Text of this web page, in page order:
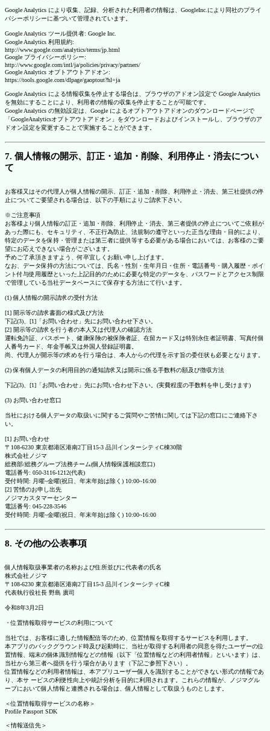
Google Analytics により収集、記録、分析された利用者の情報は、GoogleInc.により同社のプライ
バシーポリシーに基づいて管理されています。
Google Analytics ツール提供者: Google Inc.
Google Analytics 利用規約:
http://www.google.com/analytics/terms/jp.html
Google プライバシーポリシー:
http://www.google.com/intl/ja/policies/privacy/partners/
Google Analytics オプトアウトアドオン:
https://tools.google.com/dlpage/gaoptout?hl=ja
Google Analytics による情報収集を停止する場合は、ブラウザのアドオン設定で Google Analytics
を無効にすることにより、利用者の情報の収集を停止することが可能です。
Google Analytics の無効設定は、Google によるオプトアウトアドオンのダウンロードページで
「GoogleAnalyticsオプトアウトアドオン」をダウンロードおよびインストールし、ブラウザのア
ドオン設定を変更することで実施することができます。
7. 個人情報の開示、訂正・追加・削除、利用停止・消去につい
て
お客様又はその代理人が個人情報の開示、訂正・追加・削除、利用停止・消去、第三社提供の停
止についてご要望される場合は、以下の手順によりご請求下さい。
※ご注意事項
お客様より個人情報の訂正・追加・削除、利用停止・消去、第三者提供の停止についてご依頼が
あった際にも、セキュリティ、不正行為防止、法規制の遵守といった正当な理由・目的により、
特定のデータを保持・管理または第三者に提供等する必要がある場合においては、お客様のご要
望にお応えできない場合がございます。
予めご了承頂きますよう、何卒宜しくお願い申し上げます。
なお、データ保持の方法については、氏名・性別・生年月日・住所・電話番号・購入履歴・ポイ
ント付与使用履歴といった上記目的のために必要な特定のデータを、パスワードとアクセス制限
で管理している当社データベースにて保存する方法にて行います。
(1) 個人情報の開示請求の受付方法
[1] 開示等の請求書面の様式及び方法
下記(3)、[1]「お問い合わせ」先にお問い合わせ下さい。
[2] 開示等の請求を行う者の本人又は代理人の確認方法
運転免許証、パスポート、健康保険の被保険者証、在留カード又は特別永住者証明書、写真付個
人番号カード、年金手帳又は外国人登録証明書。
尚、代理人が開示等の求めを行う場合は、本人からの代理を示す旨の委任状も必要となります。
(2) 保有個人データの利用目的の通知請求又は開示に係る手数料の額及び徴収方法
下記(3)、[1]「お問い合わせ」先にお問い合わせ下さい。(実費程度の手数料を申し受けます)
(3) お問い合わせ窓口
当社における個人データの取扱いに関するご質問やご苦情に関しては下記の窓口にご連絡下さ
い。
[1] お問い合わせ
〒108-6230 東京都港区港南2丁目15-3 品川インターシティC棟30階
株式会社ノジマ
総務部/総務グループ法務チーム(個人情報保護相談窓口)
電話番号: 050-3116-1212(代表)
受付時間: 月曜~金曜(祝日、年末年始は除く) 10:00~16:00
[2] 苦情のお申し出先
ノジマカスタマーセンター
電話番号: 045-228-3546
受付時間: 月曜~金曜(祝日、年末年始は除く) 10:00~16:00
8. その他の公表事項
個人情報取扱事業者の名称および住所並びに代表者の氏名
株式会社ノジマ
〒108-6230 東京都港区港南2丁目15-3 品川インターシティC棟
代表執行役社長 野島 廣司
令和8年3月2日
・位置情報取得サービスの利用について
当社では、お客様に適した情報配信等のため、位置情報を取得するサービスを利用します。
本アプリのバックグラウンド時及び起動時に、当社が取得する利用者の同意を得たユーザーの位
置情報、端末の個体識別情報などの情報（以下「位置情報などの利用者情報」といいます）は、
当社から第三者へ提供を行う場合があります（下記ご参照下さい）。
位置情報などの利用者情報は、本アプリユーザー個人を識別することができない形式の情報であ
り、本サ ービスの利便性向上や統計分析を目的に利用されます。これらの情報が、ノジマグル
ープにおいて個人情報と連携される場合は、個人情報として取扱うものとします。
＜位置情報取得サービスの名称＞
Profile Passport SDK
＜情報送信先＞